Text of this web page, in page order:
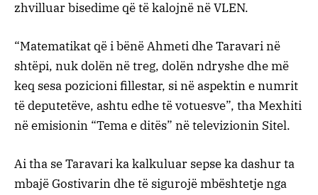
zhvilluar bisedime që të kalojnë në VLEN.
“Matematikat që i bënë Ahmeti dhe Taravari në
shtëpi, nuk dolën në treg, dolën ndryshe dhe më
keq sesa pozicioni fillestar, si në aspektin e numrit
të deputetëve, ashtu edhe të votuesve”, tha Mexhiti
në emisionin “Tema e ditës” në televizionin Sitel.
Ai tha se Taravari ka kalkuluar sepse ka dashur ta
mbajë Gostivarin dhe të sigurojë mbështetje nga